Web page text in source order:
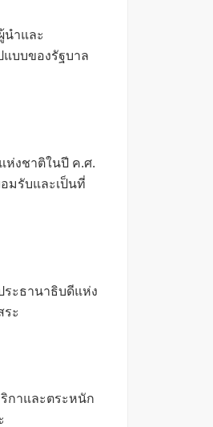
นำและ
บบของรัฐบาล
ห่งชาติในปี ค.ศ.
มรับและเป็นที่
ระธานาธิบดีแห่ง
ะ
กาและตระหนัก